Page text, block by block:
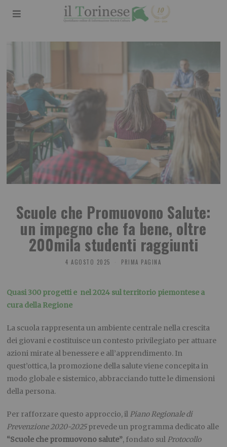
Scuole che Promuovono Salute:
un impegno che fa bene, oltre
200mila studenti raggiunti
4 AGOSTO 2025 PRIMA PAGINA
Quasi 300 progetti e nel 2024 sul territorio piemontese a
cura della Regione
La scuola rappresenta un ambiente centrale nella crescita
dei giovani e costituisce un contesto privilegiato per attuare
azioni mirate al benessere e all’apprendimento. In
quest’ottica, la promozione della salute viene concepita in
modo globale e sistemico, abbracciando tutte le dimensioni
della persona.
Per rafforzare questo approccio, il Piano Regionale di
Prevenzione 2020-2025prevede un programma dedicato alle
“Scuole che promuovono salute”, fondato sul Protocollo